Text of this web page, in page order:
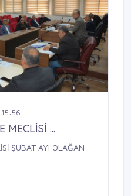
MECLİSİ ...
ŞUBAT AYI OLAĞAN